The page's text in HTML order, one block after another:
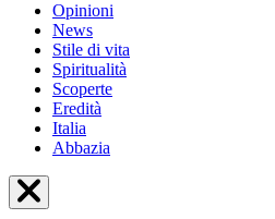
Opinioni
News
Stile di vita
Spiritualità
Scoperte
Eredità
Italia
Abbazia